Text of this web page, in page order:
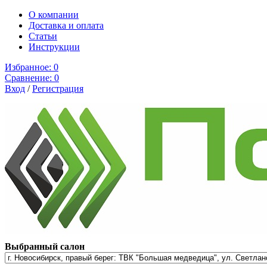
О компании
Доставка и оплата
Cтатьи
Инструкции
Избранное: 0
Сравнение: 0
Вход /Регистрация
Выбранный салон